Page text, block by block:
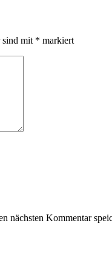
sind mit * markiert
nächsten Kommentar